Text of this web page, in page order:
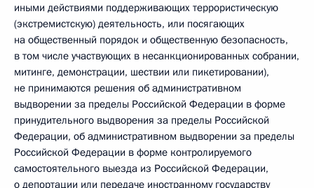
иными действиями поддерживающих террористическую
(экстремистскую) деятельность, или посягающих
на общественный порядок и общественную безопасность,
в том числе участвующих в несанкционированных собрании,
митинге, демонстрации, шествии или пикетировании),
не принимаются решения об административном
выдворении за пределы Российской Федерации в форме
принудительного выдворения за пределы Российской
Федерации, об административном выдворении за пределы
Российской Федерации в форме контролируемого
самостоятельного выезда из Российской Федерации,
о депортации или передаче иностранному государству